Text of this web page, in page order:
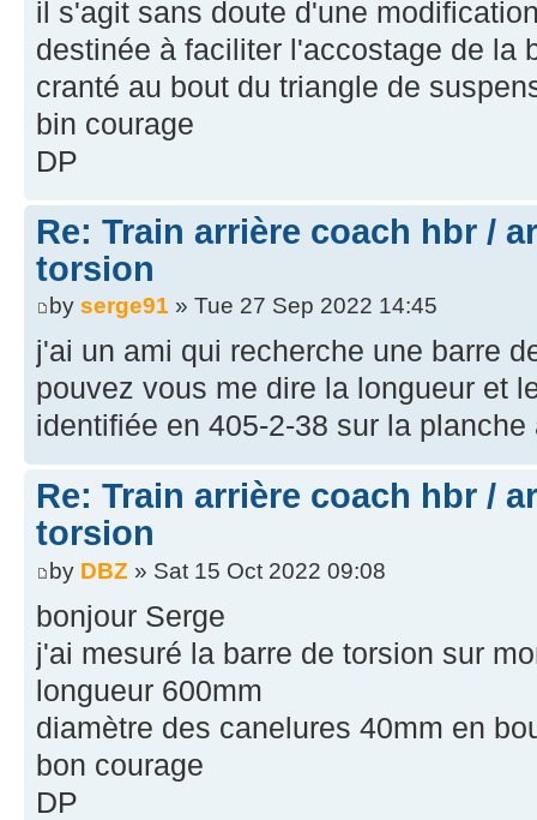
il s'agit sans doute d'une
destinée à faciliter l'accostage de la
cranté au bout du triangle de
bin courage
DP
Re: Train arrière coach hbr /
torsion
by serge91 » Tue 27 Sep 2022 14:45
j'ai un ami qui recherche une barre
pouvez vous me dire la longueur et
identifiée en 405-2-38 sur la
Re: Train arrière coach hbr /
torsion
by DBZ » Sat 15 Oct 2022 09:08
bonjour Serge
j'ai mesuré la barre de torsion sur
longueur 600mm
diamètre des canelures 40mm en
bon courage
DP